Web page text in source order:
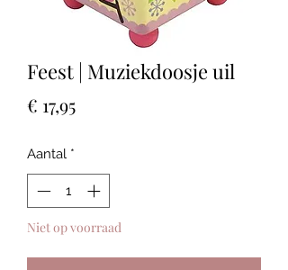
Feest | Muziekdoosje uil
€ 17,95Prijs
Aantal *
Niet op voorraad